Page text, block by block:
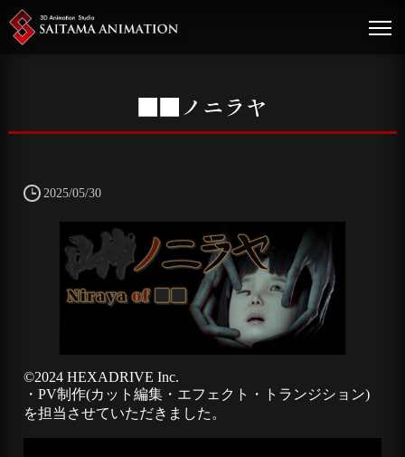
■■ノニラヤ
2025/05/30
©2024 HEXADRIVE Inc.
・PV制作(カット編集・エフェクト・トランジション)
を担当させていただきました。